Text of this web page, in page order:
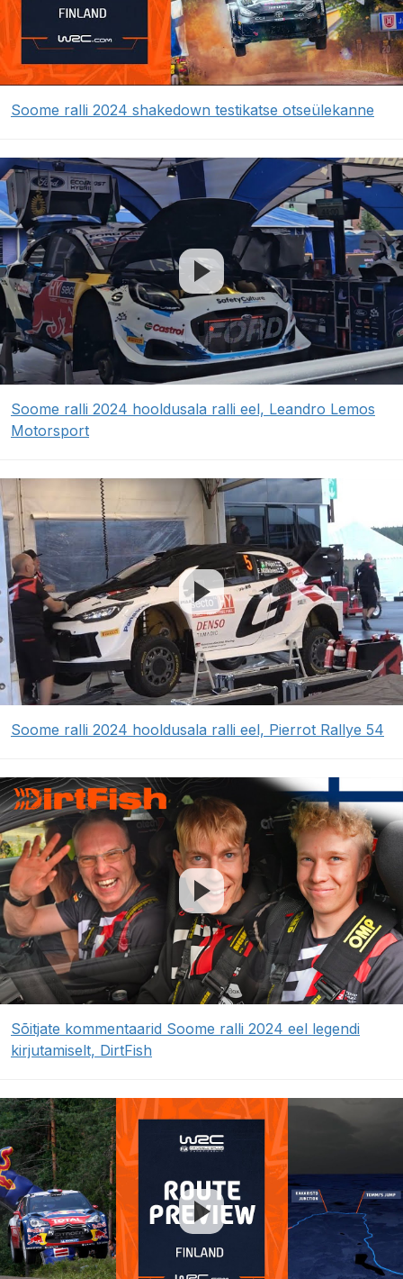
Soome ralli 2024 shakedown testikatse otseülekanne
Soome ralli 2024 hooldusala ralli eel, Leandro Lemos
Motorsport
Soome ralli 2024 hooldusala ralli eel, Pierrot Rallye 54
Sõitjate kommentaarid Soome ralli 2024 eel legendi
kirjutamiselt, DirtFish